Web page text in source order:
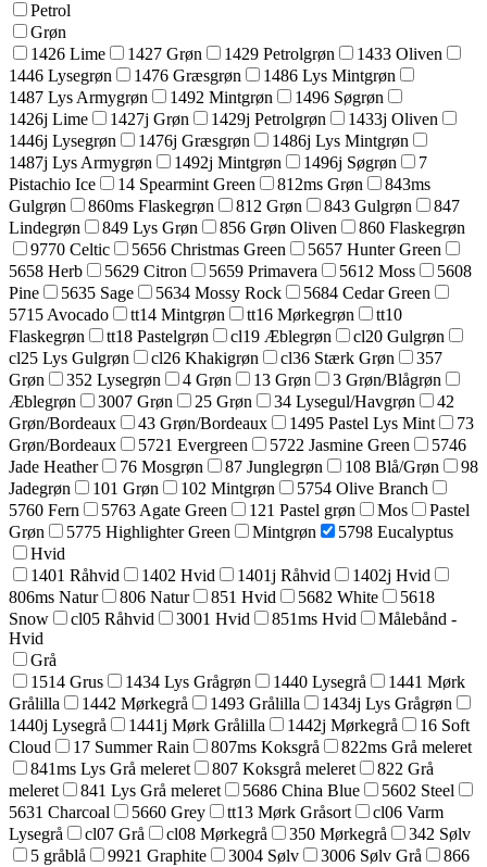
Petrol
Grøn
1426 Lime
1427 Grøn 1429 Petrolgrøn
1433 Oliven
1446 Lysegrøn
1476 Græsgrøn
1486 Lys Mintgrøn
1487 Lys Armygrøn
1492 Mintgrøn
1496 Søgrøn
1426j Lime
1427j Grøn 1429j Petrolgrøn
1433j Oliven
1446j Lysegrøn
1476j Græsgrøn
1486j Lys Mintgrøn
1487j Lys Armygrøn
1492j Mintgrøn 1496j Søgrøn
7
Pistachio Ice
14 Spearmint Green 812ms Grøn
843ms
Gulgrøn
860ms Flaskegrøn 812 Grøn 843 Gulgrøn
847
Lindegrøn
849 Lys Grøn 856 Grøn Oliven
860 Flaskegrøn
9770 Celtic
5656 Christmas Green
5657 Hunter Green
5658 Herb
5629 Citron 5659 Primavera 5612 Moss
5608
Pine
5635 Sage 5634 Mossy Rock
5684 Cedar Green
5715 Avocado
tt14 Mintgrøn tt16 Mørkegrøn
tt10
Flaskegrøn
tt18 Pastelgrøn cl19 Æblegrøn
cl20 Gulgrøn
cl25 Lys Gulgrøn
cl26 Khakigrøn cl36 Stærk Grøn
357
Grøn
352 Lysegrøn 4 Grøn 13 Grøn
3 Grøn/Blågrøn
Æblegrøn
3007 Grøn 25 Grøn 34 Lysegul/Havgrøn
42
Grøn/Bordeaux
43 Grøn/Bordeaux 1495 Pastel Lys Mint
73
Grøn/Bordeaux
5721 Evergreen 5722 Jasmine Green
5746
Jade Heather
76 Mosgrøn 87 Junglegrøn 108 Blå/Grøn
98
Jadegrøn
101 Grøn 102 Mintgrøn
5754 Olive Branch
5760 Fern
5763 Agate Green 121 Pastel grøn Mos
Pastel
Grøn
5775 Highlighter Green Mintgrøn
5798 Eucalyptus
Hvid
1401 Råhvid
1402 Hvid 1401j Råhvid
1402j Hvid
806ms Natur
806 Natur 851 Hvid 5682 White
5618
Snow
cl05 Råhvid 3001 Hvid 851ms Hvid
Målebånd -
Hvid
Grå
1514 Grus
1434 Lys Grågrøn 1440 Lysegrå
1441 Mørk
Grålilla
1442 Mørkegrå 1493 Grålilla
1434j Lys Grågrøn
1440j Lysegrå
1441j Mørk Grålilla 1442j Mørkegrå
16 Soft
Cloud
17 Summer Rain 807ms Koksgrå
822ms Grå meleret
841ms Lys Grå meleret
807 Koksgrå meleret
822 Grå
meleret
841 Lys Grå meleret 5686 China Blue
5602 Steel
5631 Charcoal
5660 Grey tt13 Mørk Gråsort
cl06 Varm
Lysegrå
cl07 Grå cl08 Mørkegrå 350 Mørkegrå
342 Sølv
5 gråblå
9921 Graphite 3004 Sølv 3006 Sølv Grå
866